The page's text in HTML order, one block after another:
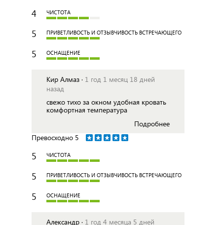
4 ЧИСТОТА
5 ПРИВЕТЛИВОСТЬ И ОТЗЫВЧИВОСТЬ ВСТРЕЧАЮЩЕГО
5 ОСНАЩЕНИЕ
Кир Алмаз · 1 год 1 месяц 18 дней
назад
свежо тихо за окном удобная кровать
комфортная температура
Подробнее
Превосходно 5
5 ЧИСТОТА
5 ПРИВЕТЛИВОСТЬ И ОТЗЫВЧИВОСТЬ ВСТРЕЧАЮЩЕГО
5 ОСНАЩЕНИЕ
Александр · 1 год 4 месяца 5 дней